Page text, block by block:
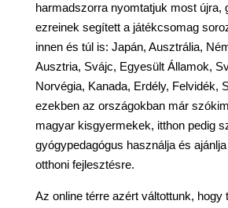
harmadszorra nyomtatjuk most újra,
ezreinek segített a játékcsomag
innen és túl is: Japán, Ausztrália,
Ausztria, Svájc, Egyesült Államok,
Norvégia, Kanada, Erdély, Felvidék,
ezekben az országokban már
magyar kisgyermekek, itthon pedig
gyógypedagógus használja és
otthoni fejlesztésre.
Az online térre azért váltottunk, hogy